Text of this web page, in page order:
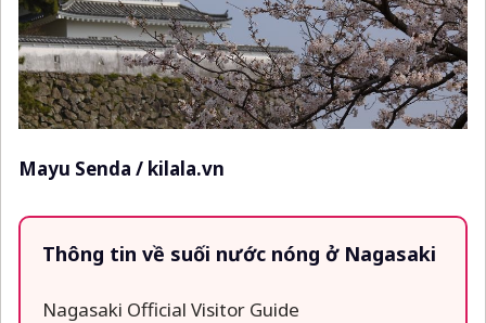
Mayu Senda / kilala.vn
Thông tin về suối nước nóng ở Nagasaki
Nagasaki Official Visitor Guide